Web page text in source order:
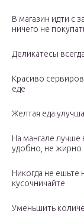
В магазин идти с
ничего не
Деликатесы
Красиво
еде
Желтая еда
На мангале
удобно, не жирно
Никогда не ешьте
кусочничайте
Уменьшить